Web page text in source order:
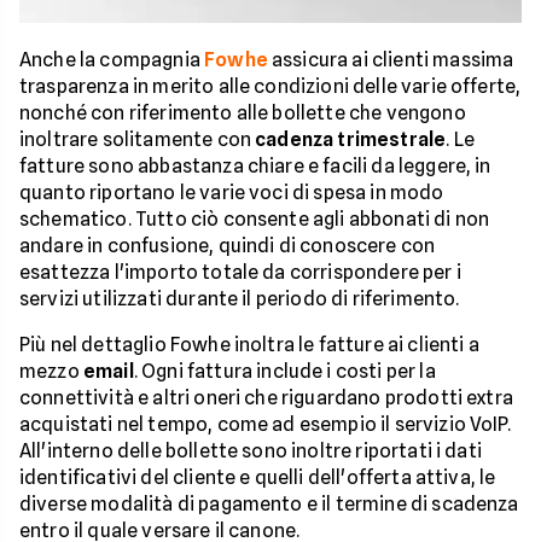
Anche la compagnia Fowhe assicura ai clienti massima
trasparenza in merito alle condizioni delle varie offerte,
nonché con riferimento alle bollette che vengono
inoltrare solitamente con cadenza trimestrale. Le
fatture sono abbastanza chiare e facili da leggere, in
quanto riportano le varie voci di spesa in modo
schematico. Tutto ciò consente agli abbonati di non
andare in confusione, quindi di conoscere con
esattezza l'importo totale da corrispondere per i
servizi utilizzati durante il periodo di riferimento.
Più nel dettaglio Fowhe inoltra le fatture ai clienti a
mezzo email . Ogni fattura include i costi per la
connettività e altri oneri che riguardano prodotti extra
acquistati nel tempo, come ad esempio il servizio VoIP.
All'interno delle bollette sono inoltre riportati i dati
identificativi del cliente e quelli dell'offerta attiva, le
diverse modalità di pagamento e il termine di scadenza
entro il quale versare il canone.